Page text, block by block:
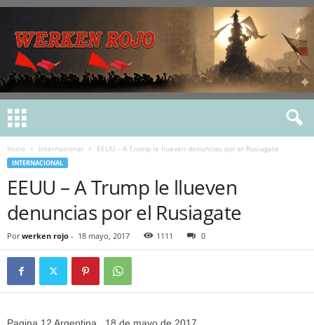
Inicio Internacional EEUU – A Trump le llueven denuncias por el Rusiagate
INTERNACIONAL
EEUU – A Trump le llueven
denuncias por el Rusiagate
Por werken rojo - 18 mayo, 2017 1111 0